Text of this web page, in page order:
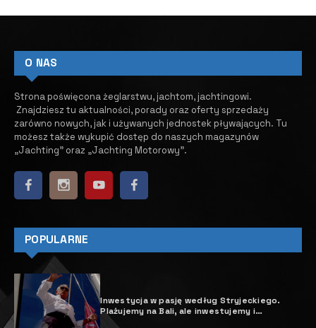
O NAS
Strona poświęcona żeglarstwu, jachtom, jachtingowi.
Znajdziesz tu aktualności, porady oraz oferty sprzedaży
zarówno nowych, jak i używanych jednostek pływających. ​ Tu
możesz także wykupić dostęp do naszych magazynów
„Jachting” oraz „Jachting Motorowy”.
POPULARNE
Inwestycja w pasję według Stryjeckiego.
Plażujemy na Bali, ale inwestujemy i
żeglujemy pod żaglami BALI.